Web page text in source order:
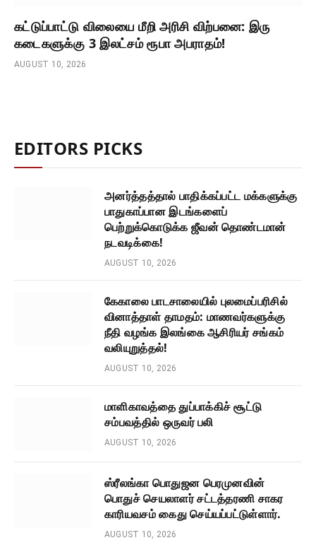
கட்டுப்பாட்டு விலையை மீறி அரிசி விற்பனை: இரு
கடைகளுக்கு 3 இலட்சம் ரூபா அபராதம்!
AUGUST 10, 2026
EDITORS PICKS
அனர்த்தத்தால் பாதிக்கப்பட்ட மக்களுக்கு
பாதுகாப்பான இடங்களைப்
பெற்றுக்கொடுக்க ஜீவன் தொண்டமான்
நடவடிக்கை!
AUGUST 10, 2026
கேகாலை பாடசாலையில் புலமைப்பரிசில்
வினாத்தாள் தாமதம்: மாணவர்களுக்கு
நீதி வழங்க இலங்கை ஆசிரியர் சங்கம்
வலியுறுத்தல்!
AUGUST 10, 2026
மாளிகாவத்தை துப்பாக்கிச் சூட்டு
சம்பவத்தில் ஒருவர் பலி
AUGUST 10, 2026
ஸ்ரீலங்கா பொதுஜன பெரமுனவின்
பொதுச் செயலாளர் சட்டத்தரணி சாகர
காரியவசம் கைது செய்யப்பட்டுள்ளார்.
AUGUST 10, 2026